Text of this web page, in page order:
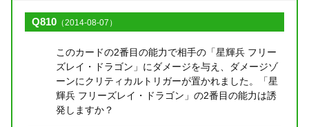
Q810 （2014-08-07）
このカードの2番目の能力で相手の「星輝兵 フリー
ズレイ・ドラゴン」にダメージを与え、ダメージゾ
ーンにクリティカルトリガーが置かれました。「星
輝兵 フリーズレイ・ドラゴン」の2番目の能力は誘
発しますか？